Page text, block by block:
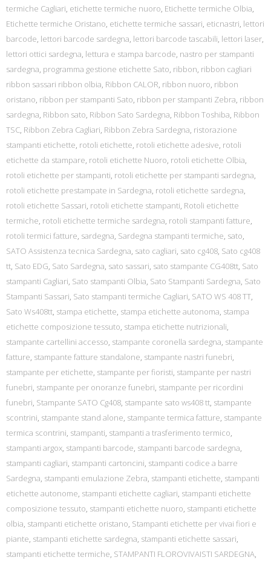
termiche Cagliari, etichette termiche nuoro, Etichette termiche Olbia,
Etichette termiche Oristano, etichette termiche sassari, eticnastri, lettori
barcode, lettori barcode sardegna, lettori barcode tascabili, lettori laser,
lettori ottici sardegna, lettura e stampa barcode, nastro per stampanti
sardegna, programma gestione etichette Sato, ribbon, ribbon cagliari
ribbon sassari ribbon olbia, Ribbon CALOR, ribbon nuoro, ribbon
oristano, ribbon per stampanti Sato, ribbon per stampanti Zebra, ribbon
sardegna, Ribbon sato, Ribbon Sato Sardegna, Ribbon Toshiba, Ribbon
TSC, Ribbon Zebra Cagliari, Ribbon Zebra Sardegna, ristorazione
stampanti etichette, rotoli etichette, rotoli etichette adesive, rotoli
etichette da stampare, rotoli etichette Nuoro, rotoli etichette Olbia,
rotoli etichette per stampanti, rotoli etichette per stampanti sardegna,
rotoli etichette prestampate in Sardegna, rotoli etichette sardegna,
rotoli etichette Sassari, rotoli etichette stampanti, Rotoli etichette
termiche, rotoli etichette termiche sardegna, rotoli stampanti fatture,
rotoli termici fatture, sardegna, Sardegna stampanti termiche, sato,
SATO Assistenza tecnica Sardegna, sato cagliari, sato cg408, Sato cg408
tt, Sato EDG, Sato Sardegna, sato sassari, sato stampante CG408tt, Sato
stampanti Cagliari, Sato stampanti Olbia, Sato Stampanti Sardegna, Sato
Stampanti Sassari, Sato stampanti termiche Cagliari, SATO WS 408 TT,
Sato Ws408tt, stampa etichette, stampa etichette autonoma, stampa
etichette composizione tessuto, stampa etichette nutrizionali,
stampante cartellini accesso, stampante coronella sardegna, stampante
fatture, stampante fatture standalone, stampante nastri funebri,
stampante per etichette, stampante per fioristi, stampante per nastri
funebri, stampante per onoranze funebri, stampante per ricordini
funebri, Stampante SATO Cg408, stampante sato ws408 tt, stampante
scontrini, stampante stand alone, stampante termica fatture, stampante
termica scontrini, stampanti, stampanti a trasferimento termico,
stampanti argox, stampanti barcode, stampanti barcode sardegna,
stampanti cagliari, stampanti cartoncini, stampanti codice a barre
Sardegna, stampanti emulazione Zebra, stampanti etichette, stampanti
etichette autonome, stampanti etichette cagliari, stampanti etichette
composizione tessuto, stampanti etichette nuoro, stampanti etichette
olbia, stampanti etichette oristano, Stampanti etichette per vivai fiori e
piante, stampanti etichette sardegna, stampanti etichette sassari,
stampanti etichette termiche, STAMPANTI FLOROVIVAISTI SARDEGNA,